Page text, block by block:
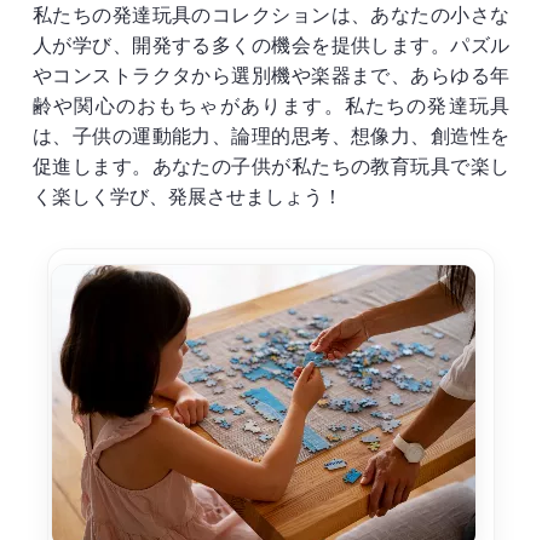
私たちの発達玩具のコレクションは、あなたの小さな
人が学び、開発する多くの機会を提供します。パズル
やコンストラクタから選別機や楽器まで、あらゆる年
齢や関心のおもちゃがあります。私たちの発達玩具
は、子供の運動能力、論理的思考、想像力、創造性を
促進します。あなたの子供が私たちの教育玩具で楽し
く楽しく学び、発展させましょう！